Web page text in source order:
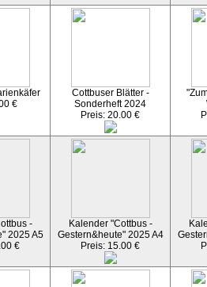
€
Cottbuser Blätter -
Sonderheft 2024
Preis: 20.00 €
-
2025 A5
€
Kalender "Cottbus -
Gestern&heute" 2025 A4
Preis: 15.00 €